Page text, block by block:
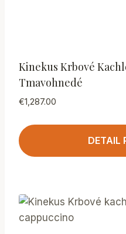
Kinekus Krbové
Tmavohnedé
€1,287.00
DETAIL